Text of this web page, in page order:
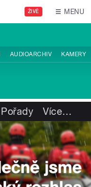
ŽIVĚ MENU
AUDIOARCHIV KAMERY
Pořady Více…